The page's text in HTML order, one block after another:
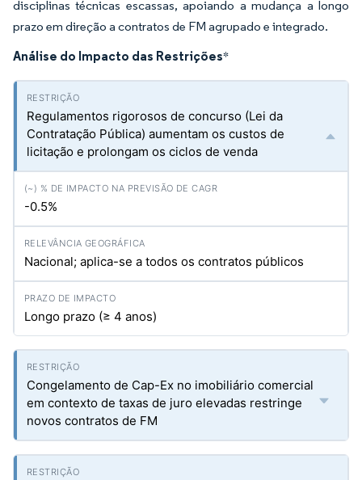
disciplinas técnicas escassas, apoiando a mudança a longo
prazo em direção a contratos de FM agrupado e integrado.
Análise do Impacto das Restrições*
Regulamentos rigorosos de concurso (Lei da
Contratação Pública) aumentam os custos de
licitação e prolongam os ciclos de venda
-0.5%
Nacional; aplica-se a todos os contratos públicos
Longo prazo (≥ 4 anos)
Congelamento de Cap-Ex no imobiliário comercial
em contexto de taxas de juro elevadas restringe
novos contratos de FM